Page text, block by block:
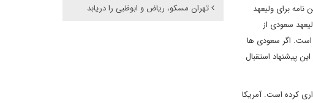
برای ولیعهد
سعودی از
است. اگر سعودی ها
پیشنهاد استقبال
کرده است. آمریکا
تهران مسکو، ریاض و ابوظبی را دریابد